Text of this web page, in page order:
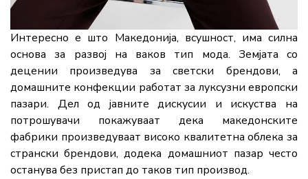
Интересно е што Македонија, всушност, има силна
основа за развој на ваков тип мода. Земјата со
децении произведува за светски брендови, а
домашните конфекции работат за луксузни европски
пазари. Дел од јавните дискусии и искуства на
потрошувачи покажуваат дека македонските
фабрики произведуваат високо квалитетна облека за
странски брендови, додека домашниот пазар често
останува без пристап до таков тип производ.